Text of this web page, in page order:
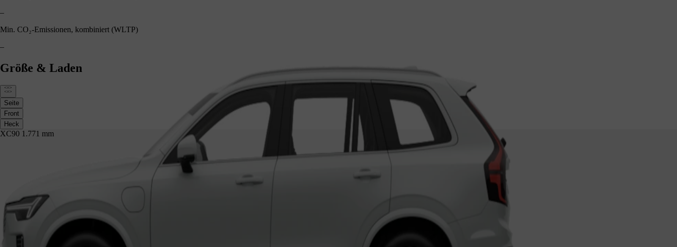
–
Min. CO₂-Emissionen, kombiniert (WLTP)
–
Größe & Laden
Seite
Front
Heck
XC90 1.771 mm